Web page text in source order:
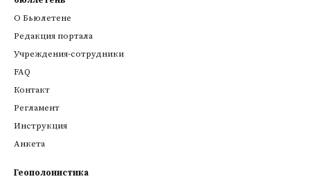
О Бьюлетене
Редакция портала
Учреждения-сотрудники
FAQ
Контакт
Регламент
Инструкция
Анкета
Геополонистика